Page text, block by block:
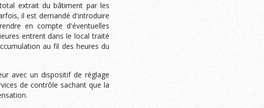
extrait du bâtiment par les
il est demandé d'introduire
en compte d'éventuelles
entrent dans le local traité
au fil des heures du
avec un dispositif de réglage
de contrôle sachant que la